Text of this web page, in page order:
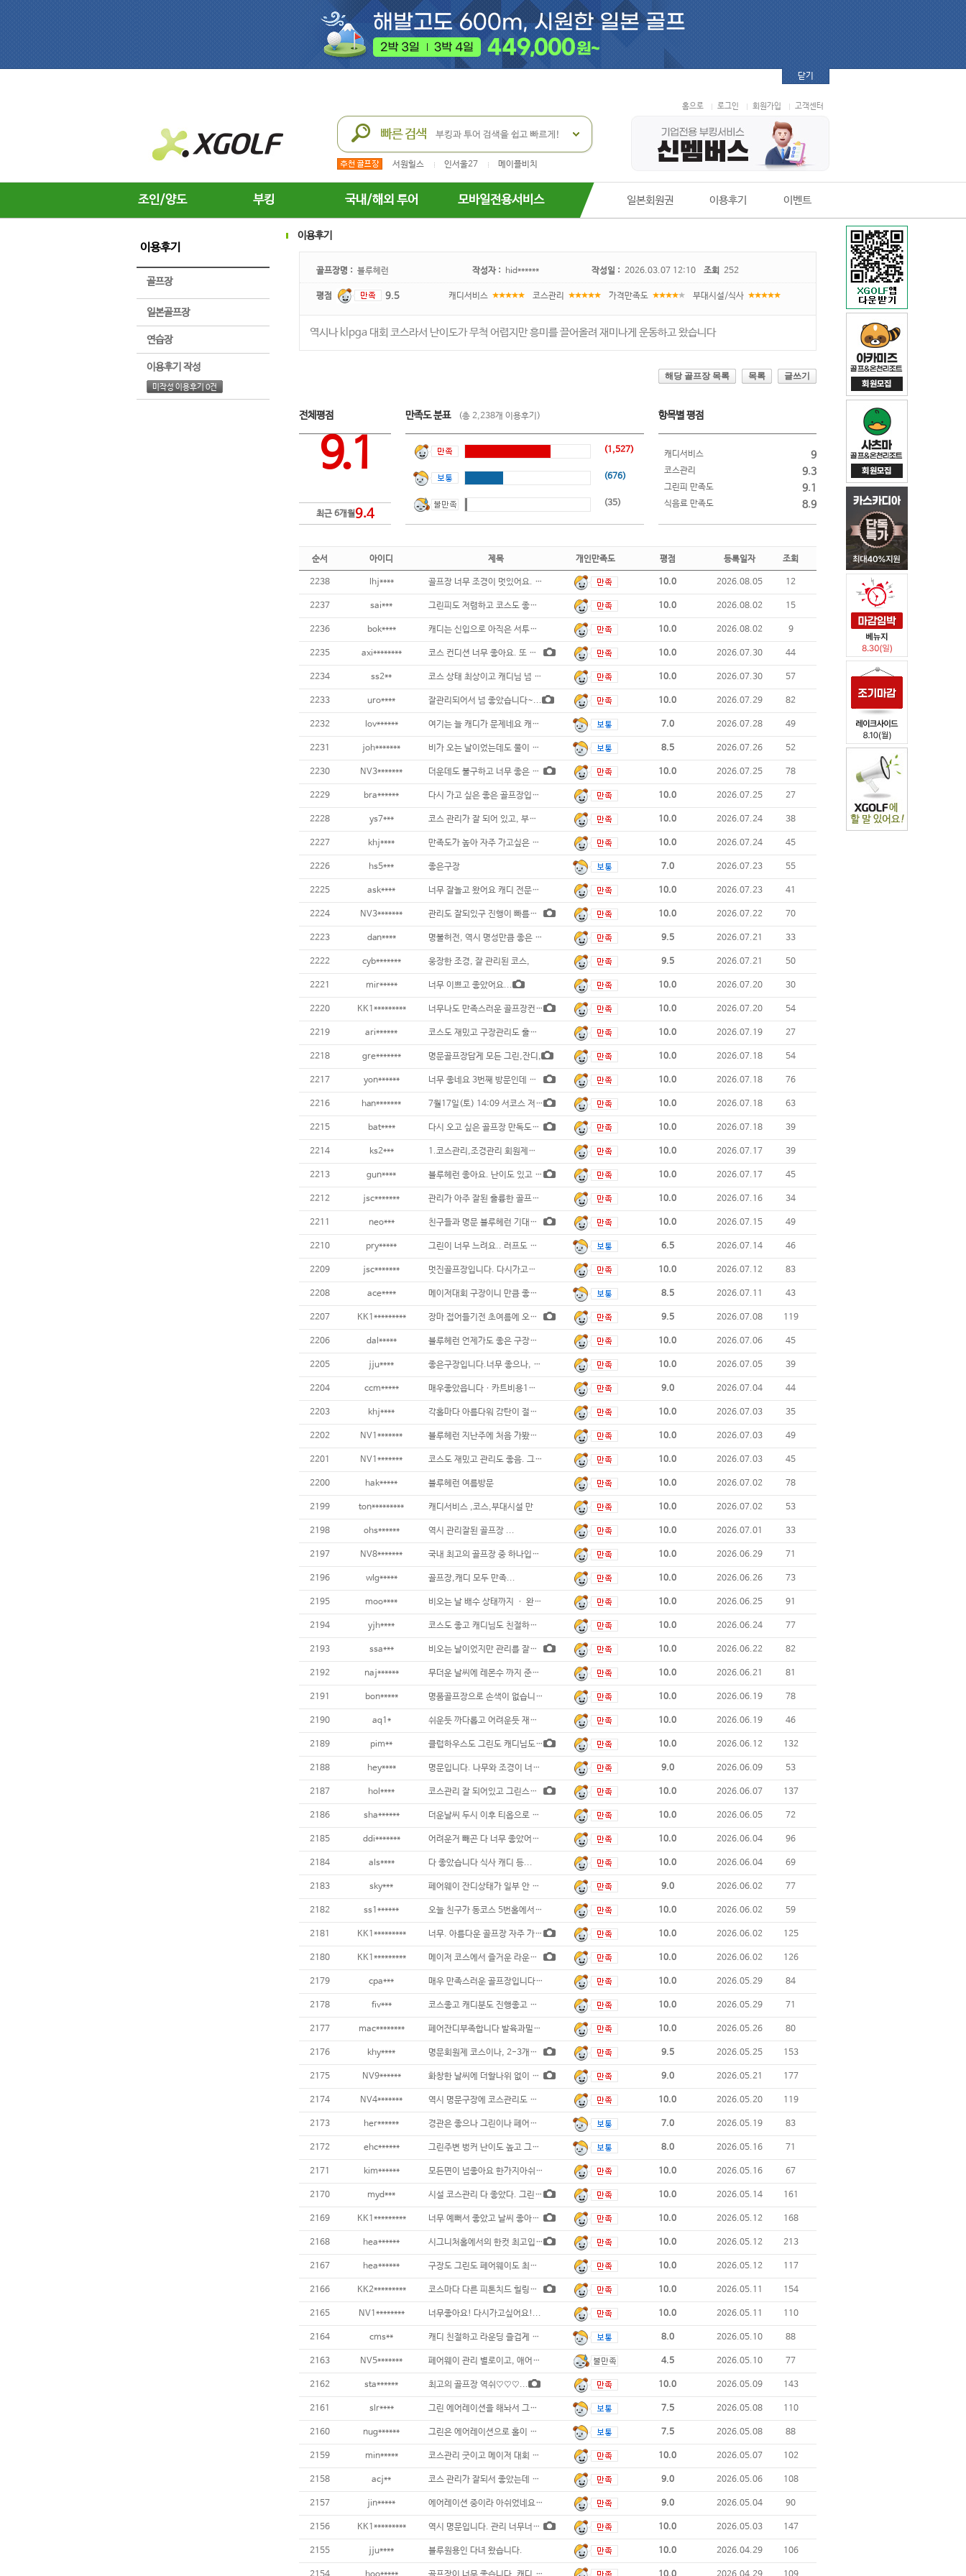
닫기
서원힐스 인서울27 메이플비치
홈으로 로그인 회원가입 고객센터
조인/양도 부킹 국내/해외 투어 모바일전용서비스 일본회원권 이용후기 이벤트
이용후기
골프장
일본골프장
연습장
이용후기 작성
미작성 이용후기 0건
이용후기
골프장명 : 블루헤런 작성자 : hid****** 작성일 : 2026.03.07 12:10 조회 252
평점 9.5 캐디서비스 코스관리 가격만족도 부대시설/식사
역시나 klpga 대회 코스라서 난이도가 무척 어렵지만 흥미를 끌어올려 재미나게 운동하고 왔습니다
해당 골프장 목록 목록 글쓰기
전체평점
9.1
최근 6개월9.4
만족도 분표 (총 2,238개 이용후기)
(1,527)
(676)
(35)
항목별 평점
캐디서비스 9
코스관리 9.3
그린피 만족도 9.1
식음료 만족도 8.9
순서 아이디 제목 개인만족도 평점 등록일자 조회
2238 lhj**** 골프장 너무 조경이 멋있어요. 여름에도 잔 10.0 2026.08.05 12
2237 sai*** 그린피도 저렴하고 코스도 좋은데 날이 더워서 10.0 2026.08.02 15
2236 bok**** 캐디는 신입으로 아직은 서투른 감 있으나 10.0 2026.08.02 9
2235 axi******** 코스 컨디션 너무 좋아요. 또 가고 싶어요 10.0 2026.07.30 44
2234 ss2** 코스 상태 최상이고 캐디님 넘 친절합니다 그 10.0 2026.07.30 57
2233 uro**** 잘관리되어서 넘 좋았습니다~... 10.0 2026.07.29 82
2232 lov****** 여기는 늘 캐디가 문제네요 캐디교육이 시급 7.0 2026.07.28 49
2231 joh******* 비가 오는 날이었는데도 물이 잘빠져서 라운딩 8.5 2026.07.26 52
2230 NV3******* 더운데도 불구하고 너무 좋은 골프장입니다.. 10.0 2026.07.25 78
2229 bra****** 다시 가고 싶은 좋은 골프장입니다... 10.0 2026.07.25 27
2228 ys7*** 코스 관리가 잘 되어 있고, 부대시설 10.0 2026.07.24 38
2227 khj**** 만족도가 높아 자주 가고싶은 곳입니다 .. 10.0 2026.07.24 45
2226 hs5*** 좋은구장 7.0 2026.07.23 55
2225 ask**** 너무 잘놀고 왔어요 캐디 전문성 좋고 친절 10.0 2026.07.23 41
2224 NV3******* 관리도 잘되있구 진행이 빠름니다 그린은 생각 10.0 2026.07.22 70
2223 dan**** 명불허전, 역시 명성만큼 좋은 골프장 9.5 2026.07.21 33
2222 cyb******* 웅장한 조경, 잘 관리된 코스, 9.5 2026.07.21 50
2221 mir***** 너무 이쁘고 좋았어요... 10.0 2026.07.20 30
2220 KK1********* 너무나도 만족스러운 골프장컨디션과 캐디의 매 10.0 2026.07.20 54
2219 ari****** 코스도 재밌고 구장관리도 훌륭했습니다~ . 10.0 2026.07.19 27
2218 gre******* 명문골프장답게 모든 그린,잔디, 10.0 2026.07.18 54
2217 yon****** 너무 좋네요 3번째 방문인데 좋아요 또 방문 10.0 2026.07.18 76
2216 han******* 7월17일(토) 14:09 서코스 저렴한 가 10.0 2026.07.18 63
2215 bat**** 다시 오고 싶은 골프장 만독도100%... 10.0 2026.07.18 39
2214 ks2*** 1.코스관리,조경관리 회원제골프장으로 10.0 2026.07.17 39
2213 gun**** 블루헤런 좋아요. 난이도 있고 그린은 조 10.0 2026.07.17 45
2212 jsc******* 관리가 아주 잘된 훌륭한 골프장이고 캐디분이 10.0 2026.07.16 34
2211 neo*** 친구들과 명문 블루헤런 기대를 저버리지 않는 10.0 2026.07.15 49
2210 pry***** 그린이 너무 느려요.. 러프도 정리가 안되어 6.5 2026.07.14 46
2209 jsc******* 멋진골프장입니다. 다시가고싶어요... 10.0 2026.07.12 83
2208 ace**** 메이저대회 구장이니 만큼 좋은 구장이에요 8.5 2026.07.11 43
2207 KK1********* 장마 접어들기전 초여름에 오랜만에 방문한 블 9.5 2026.07.08 119
2206 dal***** 블루헤런 언제가도 좋은 구장입니다 잔디관리 10.0 2026.07.06 45
2205 jju**** 좋은구장입니다.너무 좋으나, 아쉬운점 10.0 2026.07.05 39
2204 ccm***** 매우좋았읍니다ㆍ카트비용1인당 1만원씩만하면 9.0 2026.07.04 44
2203 khj**** 각홀마다 아름다워 감탄이 절로 나네요... 10.0 2026.07.03 35
2202 NV1******* 블루헤런 지난주에 처음 가봤는데...가본 골 10.0 2026.07.03 49
2201 NV1******* 코스도 재밌고 관리도 좋음. 그린스피드 2. 10.0 2026.07.03 45
2200 hak***** 블루헤런 여름방문 10.0 2026.07.02 78
2199 ton********* 캐디서비스 ,코스,부대시설 만 10.0 2026.07.02 53
2198 ohs****** 역시 관리잘된 골프장 ... 10.0 2026.07.01 33
2197 NV8******* 국내 최고의 골프장 중 하나입니다. 백돌 10.0 2026.06.29 71
2196 wlg***** 골프장,캐디 모두 만족... 10.0 2026.06.26 73
2195 moo**** 비오는 날 배수 상태까지 ㆍ 완벽한 난코스 10.0 2026.06.25 91
2194 yjh**** 코스도 좋고 캐디님도 친절하고, 골프 10.0 2026.06.24 77
2193 ssa*** 비오는 날이었지만 관리를 잘해두셔서 지척거리 10.0 2026.06.22 82
2192 naj****** 무더운 날씨에 레몬수 까지 준비해논 골프장 10.0 2026.06.21 81
2191 bon***** 명품골프장으로 손색이 없습니다 직원들도 호 10.0 2026.06.19 78
2190 aq1* 쉬운듯 까다롭고 어려운듯 재미있는 코스 10.0 2026.06.19 46
2189 pim** 클럽하우스도 그린도 캐디님도 너무 좋아요 ~ 10.0 2026.06.12 132
2188 hey**** 명문입니다. 나무와 조경이 너무 좋아요~ 적 9.0 2026.06.09 53
2187 hol**** 코스관리 잘 되어있고 그린스피드는 2.7이었 10.0 2026.06.07 137
2186 sha****** 더운날씨 두시 이후 티옵으로 후반 완벽한 그 10.0 2026.06.05 72
2185 ddi******* 어려운거 빼곤 다 너무 좋았어요~~!!... 10.0 2026.06.04 96
2184 als**** 다 좋았습니다 식사 캐디 등... 10.0 2026.06.04 69
2183 sky*** 페어웨이 잔디상태가 일부 안 좋은 곳이 있긴 9.0 2026.06.02 77
2182 ss1****** 오늘 친구가 동코스 5번홀에서 홀인원했습니 10.0 2026.06.02 59
2181 KK1********* 너무. 아름다운 골프장 자주 가고 싶어요 10.0 2026.06.02 125
2180 KK1********* 메이저 코스에서 즐거운 라운딩. 그린도 느리 10.0 2026.06.02 126
2179 cpa*** 매우 만족스러운 골프장입니다... 10.0 2026.05.29 84
2178 fiv*** 코스좋고 캐디분도 진행좋고 그린스피드가 약간 10.0 2026.05.29 71
2177 mac******** 페어잔디부족합니다 발육과밀도가부족... 10.0 2026.05.26 80
2176 khy**** 명문회원제 코스이나, 2-3개홀 티박 9.5 2026.05.25 153
2175 NV9****** 화창한 날씨에 더할나위 없이 좋은 구장에서 9.0 2026.05.21 177
2174 NV4******* 역시 명문구장에 코스관리도 잘되어 있네요.. 10.0 2026.05.20 119
2173 her****** 경관은 좋으나 그린이나 페어상태는 좋지 않습 7.0 2026.05.19 83
2172 ehc****** 그린주변 벙커 난이도 높고 그린스피드 높지만 8.0 2026.05.16 71
2171 kim****** 모든면이 넘좋아요 한가지아쉬운건 디봇이 조금 10.0 2026.05.16 67
2170 myd*** 시설 코스관리 다 좋았다. 그린 에어레이션 10.0 2026.05.14 161
2169 KK1********* 너무 예뻐서 좋았고 날씨 좋아서 최고였어요 10.0 2026.05.12 168
2168 hea****** 시그니처홀에서의 한컷 최고입니다... 10.0 2026.05.12 213
2167 hea****** 구장도 그린도 페어웨이도 최상급 구장 블루헤 10.0 2026.05.12 117
2166 KK2********* 코스마다 다른 피톤치드 힐링하는 느낌!! 10.0 2026.05.11 154
2165 NV1******** 너무좋아요! 다시가고싶어요!... 10.0 2026.05.11 110
2164 cms** 캐디 친절하고 라운딩 즐겁게 해 주네요 필 8.0 2026.05.10 88
2163 NV5******* 페어웨이 관리 별로이고, 애어레이션 4.5 2026.05.10 77
2162 sta****** 최고의 골프장 역쉬♡♡♡... 10.0 2026.05.09 143
2161 slr**** 그린 에어레이션을 해놔서 그린위에서 공이 7.5 2026.05.08 110
2160 nug****** 그린은 에어레이션으로 홀이 너무많고 모래도많 7.5 2026.05.08 88
2159 min***** 코스관리 굿이고 메이저 대회 구장이라 조경도 10.0 2026.05.07 102
2158 acj** 코스 관리가 잘되서 좋았는데 그린이 느려서 9.0 2026.05.06 108
2157 jin***** 에어레이션 중이라 아쉬었네요... 9.0 2026.05.04 90
2156 KK1********* 역시 명문입니다. 관리 너무너무 좋고 경기 10.0 2026.05.03 147
2155 jju**** 블루원용인 다녀 왔습니다. 10.0 2026.04.29 106